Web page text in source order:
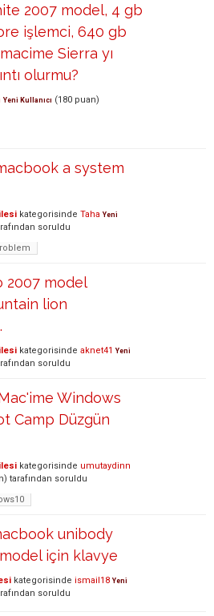
2007 model, 4 gb
işlemci, 640 gb
Sierra yı
olurmu?
Yeni Kullanıcı (180 puan)
a system
kategorisinde Taha Yeni
soruldu
2007 model
lion
kategorisinde aknet41 Yeni
soruldu
Windows
Camp Düzgün
kategorisinde umutaydinn
tarafından soruldu
unibody
için klavye
kategorisinde ismail18 Yeni
soruldu